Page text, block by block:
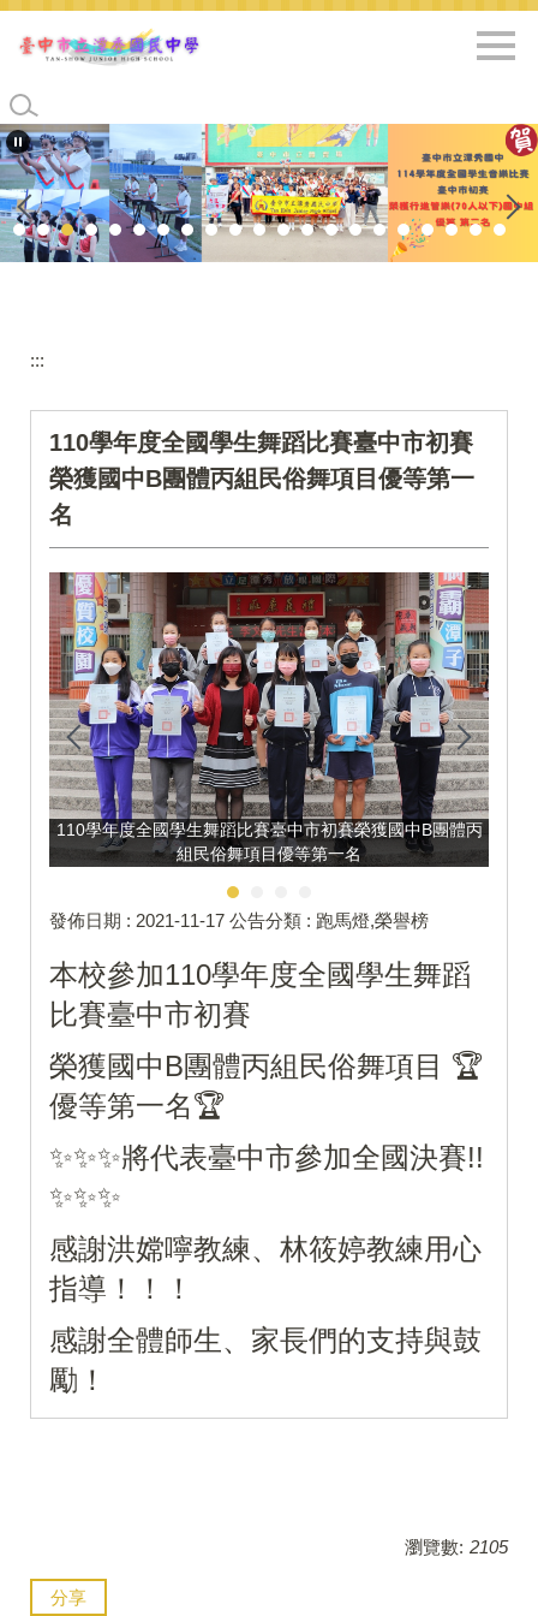
跳
到
要
內
容
區
:::
110學年度全國學生舞蹈比賽臺中市初賽
榮獲國中B團體丙組民俗舞項目優等第一
名
110學年度全國學生舞蹈比賽臺中市初賽榮獲國中B團體丙
組民俗舞項目優等第一名
發佈日期 : 2021-11-17 公告分類 : 跑馬燈,榮譽榜
本校參加110學年度全國學生舞蹈
比賽臺中市初賽
榮獲國中B團體丙組民俗舞項目 🏆
優等第一名🏆
✨✨✨將代表臺中市參加全國決賽!!
✨✨✨
感謝洪嫦嚀教練、林筱婷教練用心
指導！！！
感謝全體師生、家長們的支持與鼓
勵！
瀏覽數: 2105
分享